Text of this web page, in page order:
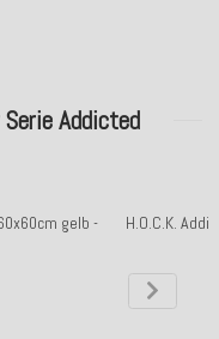
Addicted
gelb -
H.O.C.K.